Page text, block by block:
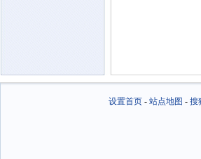
设置首页- 站点地图 - 搜